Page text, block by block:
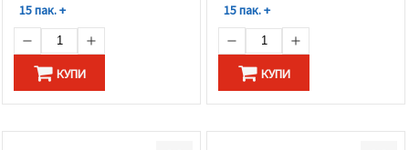
15 пак. +
КУПИ
15 пак. +
КУПИ